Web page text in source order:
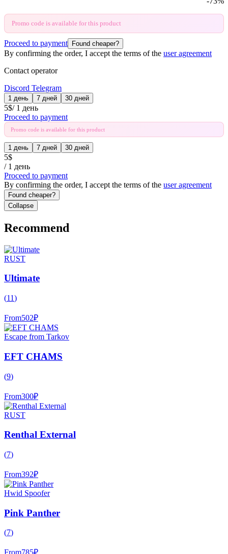
Promo code is available for this product
Proceed to payment Found cheaper?
By confirming the order, I accept the terms of the user agreement
Contact operator
Discord Telegram
1 день 7 дней 30 дней
5$/ 1 день
Proceed to payment
Promo code is available for this product
1 день 7 дней 30 дней
5$
/ 1 день
Proceed to payment
By confirming the order, I accept the terms of the user agreement
Found cheaper?
Collapse
Recommend
RUST
Ultimate
(11)
From502₽
Escape from Tarkov
EFT CHAMS
(9)
From300₽
RUST
Renthal External
(7)
From392₽
Hwid Spoofer
Pink Panther
(7)